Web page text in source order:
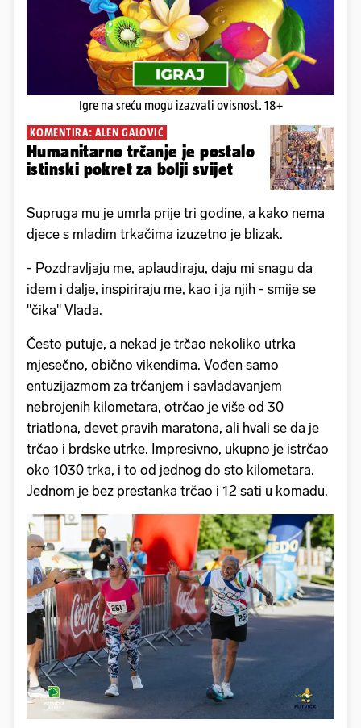
Igre na sreću mogu izazvati ovisnost. 18+
KOMENTIRA: ALEN GALOVIĆ
Humanitarno trčanje je postalo
istinski pokret za bolji svijet
Supruga mu je umrla prije tri godine, a kako nema
djece s mladim trkačima izuzetno je blizak.
- Pozdravljaju me, aplaudiraju, daju mi snagu da
idem i dalje, inspiriraju me, kao i ja njih - smije se
"čika" Vlada.
Često putuje, a nekad je trčao nekoliko utrka
mjesečno, obično vikendima. Vođen samo
entuzijazmom za trčanjem i savladavanjem
nebrojenih kilometara, otrčao je više od 30
triatlona, devet pravih maratona, ali hvali se da je
trčao i brdske utrke. Impresivno, ukupno je istrčao
oko 1030 trka, i to od jednog do sto kilometara.
Jednom je bez prestanka trčao i 12 sati u komadu.